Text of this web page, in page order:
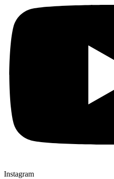
Instagram